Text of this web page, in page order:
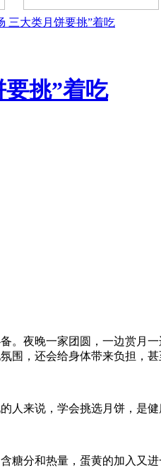
三大类月饼要挑”着吃
挑”着吃
。夜晚一家团圆，一边赏月
围，还会给身体带来负担，甚
人来说，学会挑选月饼，是健
糖分和热量，蛋黄的加入又